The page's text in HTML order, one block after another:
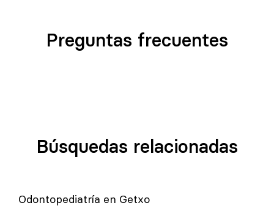
Preguntas frecuentes
Búsquedas relacionadas
Odontopediatría en Getxo